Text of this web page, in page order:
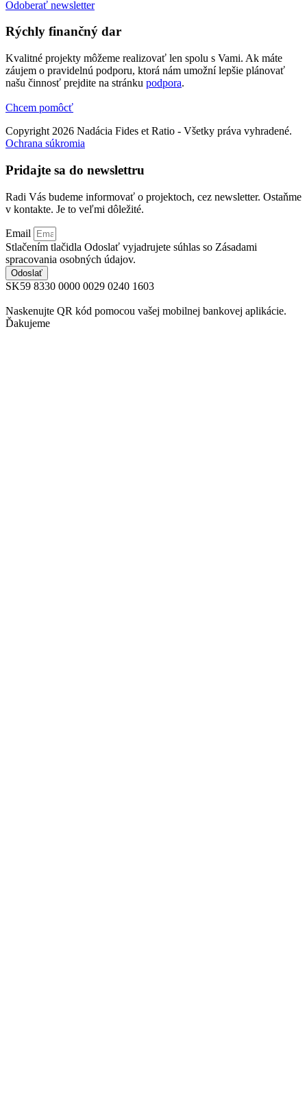
Odoberať newsletter
Rýchly finančný dar
Kvalitné projekty môžeme realizovať len spolu s Vami. Ak máte
záujem o pravidelnú podporu, ktorá nám umožní lepšie plánovať
našu činnosť prejdite na stránku podpora.
Chcem pomôcť
Copyright 2026 Nadácia Fides et Ratio - Všetky práva vyhradené.
Ochrana súkromia
Pridajte sa do newslettru
Radi Vás budeme informovať o projektoch, cez newsletter. Ostaňme
v kontakte. Je to veľmi dôležité.
Email
Stlačením tlačidla Odoslať vyjadrujete súhlas so Zásadami
spracovania osobných údajov.
Odoslať
SK59 8330 0000 0029 0240 1603
Naskenujte QR kód pomocou vašej mobilnej bankovej aplikácie.
Ďakujeme